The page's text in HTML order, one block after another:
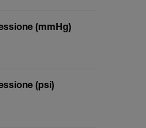
(mmHg)
(psi)